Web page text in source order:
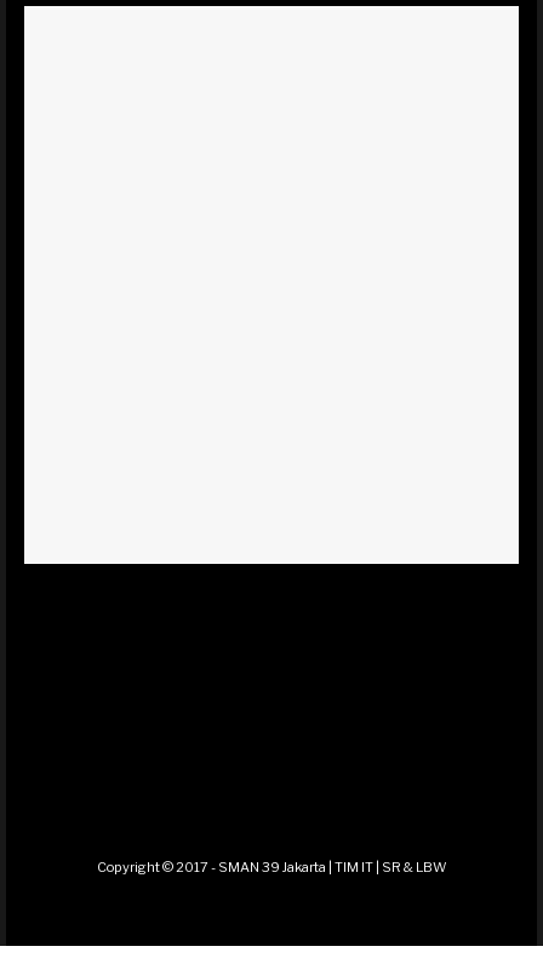
Copyright © 2017 - SMAN 39 Jakarta | TIM IT | SR & LBW